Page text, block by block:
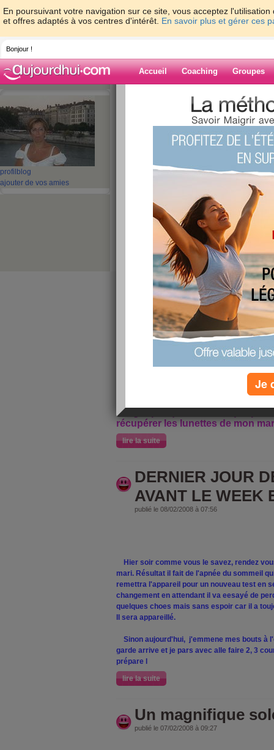
En poursuivant votre navigation sur ce site, vous acceptez
et offres adaptés à vos centres d'intérêt. En savoir plus et gérer ces
Bonjour !
Accueil Coaching Groupes
profil blog
ajouter de vos amies
>
Blog de
21 - 29 »
‹ Préc. 21 22 23 24 25
Fin du week end
publié le 10/02/2008 à 06:04
Très bien dormi mais réveillé
Hier, montage des lits
chambres. On a commencé le
heureusement car c'est du
l'école après il a fallu démonterr
pour la petite dans sa nouvelle
trvers les portes, suivit du
fait (j'ai prit qu'une salade). A
récupérer les lunettes de mon
lire la suite
DERNIER JOUR
AVANT LE WEEK
publié le 08/02/2008 à 07:56
Hier soir comme vous le savez, rendez
mari. Résultat il fait de l'apnée du sommeil
remettra l'appareil pour un nouveau test en
changement en attendant il va eesayé de
quelques choes mais sans espoir car il a
Il sera appareillé.
Sinon aujourd'hui, j'emmene mes bouts à
garde arrive et je pars avec alle faire 2, 3
prépare l
lire la suite
Un magnifique
publié le 07/02/2008 à 09:27
Je